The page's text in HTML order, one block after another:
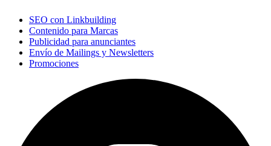
SEO con Linkbuilding
Contenido para Marcas
Publicidad para anunciantes
Envío de Mailings y Newsletters
Promociones